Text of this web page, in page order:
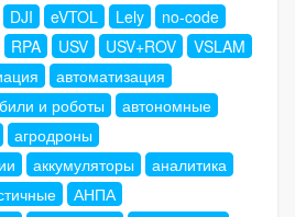
DJI eVTOL Lely
no-code
RPA USV USV+ROV
VSLAM
автоматизация
и роботы
автономные
агродроны
аккумуляторы
аналитика
АНПА